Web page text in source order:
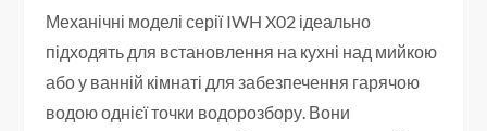
Механічні моделі серії IWH X02 ідеально
підходять для встановлення на кухні над мийкою
або у ванній кімнаті для забезпечення гарячою
водою однієї точки водорозбору. Вони